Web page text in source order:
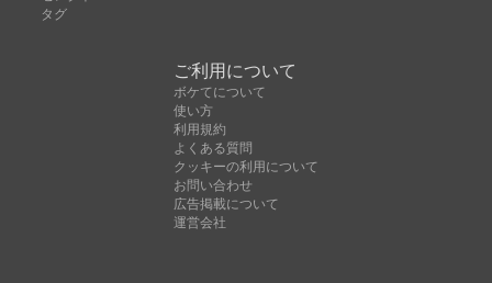
タグ
ご利用について
ボケてについて
使い方
利用規約
よくある質問
クッキーの利用について
お問い合わせ
広告掲載について
運営会社